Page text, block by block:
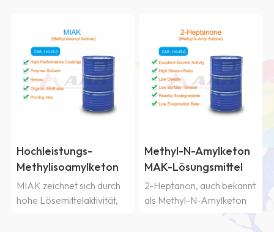
Hochleistungs-
Methylisoamylketon
(MIAK)-Lösungsmittel
MIAK zeichnet sich durch
hohe Lösemittelaktivität,
Methyl-N-Amylketon
MAK-Lösungsmittel
(2-Heptanon)
2-Heptanon, auch bekannt
als Methyl-N-Amylketon
(MAK), ist ein mittelkettiges